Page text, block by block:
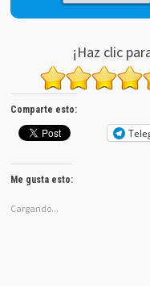
¡Haz clic
Comparte esto:
Me gusta esto:
Cargando...